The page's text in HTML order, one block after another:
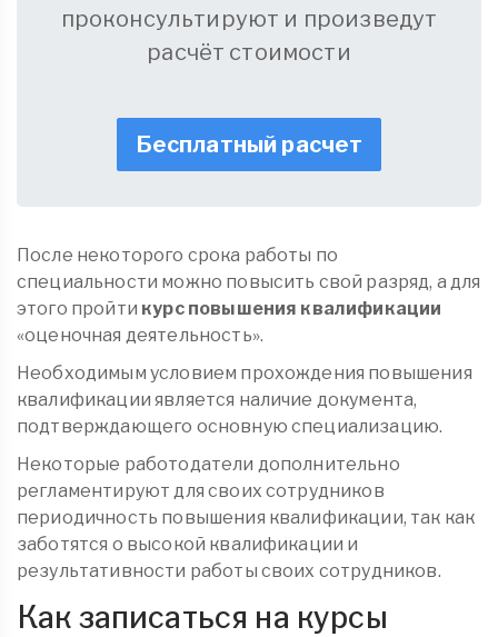
проконсультируют и произведут
расчёт стоимости
Бесплатный расчет
После некоторого срока работы по
специальности можно повысить свой разряд, а для
этого пройти курс повышения квалификации
«оценочная деятельность».
Необходимым условием прохождения повышения
квалификации является наличие документа,
подтверждающего основную специализацию.
Некоторые работодатели дополнительно
регламентируют для своих сотрудников
периодичность повышения квалификации, так как
заботятся о высокой квалификации и
результативности работы своих сотрудников.
Как записаться на курсы